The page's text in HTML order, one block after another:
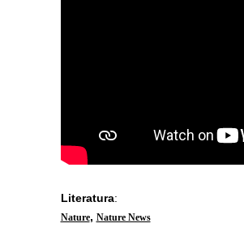
Literatura:
Nature, Nature News